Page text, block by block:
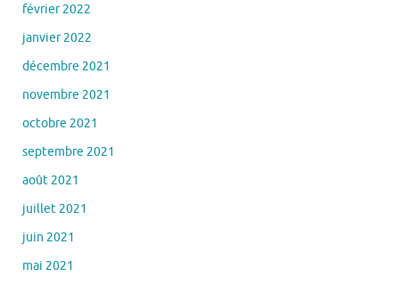
février 2022
janvier 2022
décembre 2021
novembre 2021
octobre 2021
septembre 2021
août 2021
juillet 2021
juin 2021
mai 2021